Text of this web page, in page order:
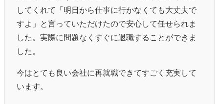
してくれて「明日から仕事に行かなくても大丈夫で
すよ」と言っていただけたので安心して任せられま
した。実際に問題なくすぐに退職することができま
した。
今はとても良い会社に再就職できてすごく充実して
います。